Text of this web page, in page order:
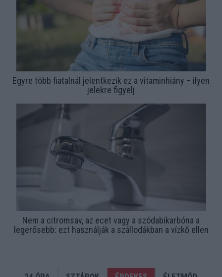
Egyre több fiatalnál jelentkezik ez a vitaminhiány – ilyen
jelekre figyelj
Nem a citromsav, az ecet vagy a szódabikarbóna a
legerősebb: ezt használják a szállodákban a vízkő ellen